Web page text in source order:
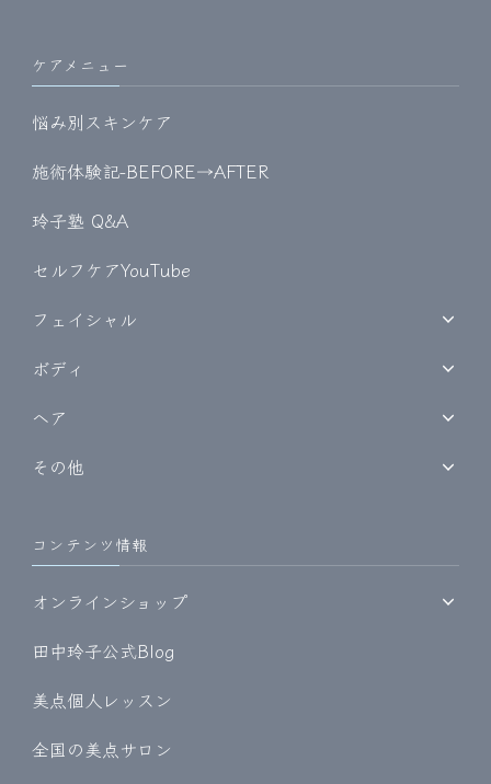
ケアメニュー
悩み別スキンケア
施術体験記-BEFORE→AFTER
玲子塾 Q&A
セルフケアYouTube
フェイシャル
ボディ
ヘア
その他
コンテンツ情報
オンラインショップ
田中玲子公式Blog
美点個人レッスン
全国の美点サロン